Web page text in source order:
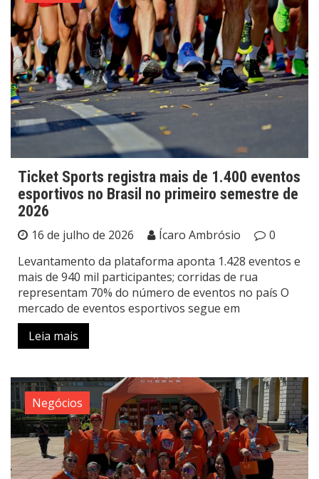
Ticket Sports registra mais de 1.400 eventos
esportivos no Brasil no primeiro semestre de
2026
16 de julho de 2026 Ícaro Ambrósio
0
Levantamento da plataforma aponta 1.428 eventos e
mais de 940 mil participantes; corridas de rua
representam 70% do número de eventos no país O
mercado de eventos esportivos segue em
Leia mais
Negócios